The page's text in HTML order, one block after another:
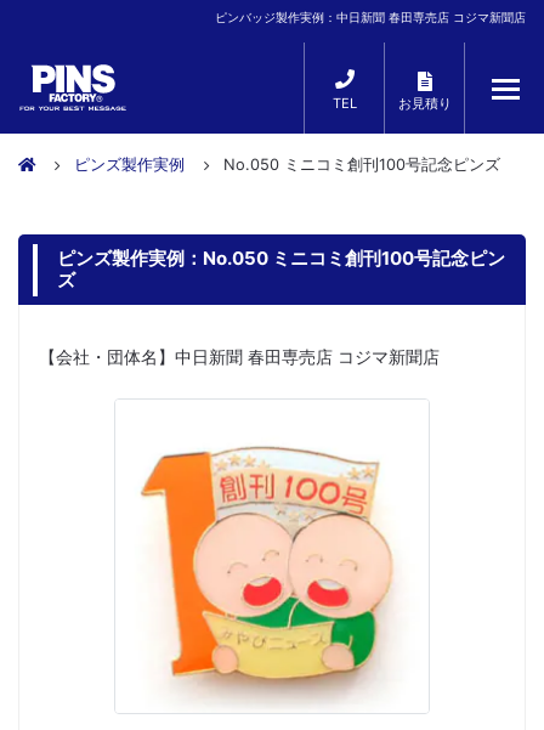
ピンバッジ製作実例：中日新聞 春田専売店 コジマ新聞店
TEL お見積り
ピンズ製作実例 No.050 ミニコミ創刊100号記念ピンズ
ピンズ製作実例：No.050 ミニコミ創刊100号記念ピン
ズ
【会社・団体名】中日新聞 春田専売店 コジマ新聞店